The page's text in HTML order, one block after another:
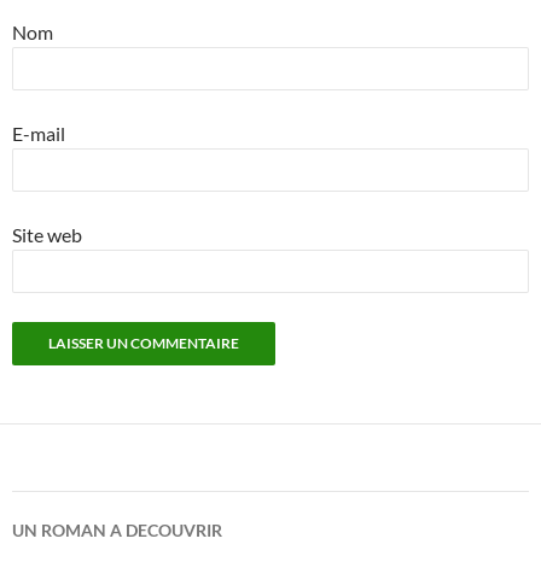
Nom
E-mail
Site web
UN ROMAN A DECOUVRIR